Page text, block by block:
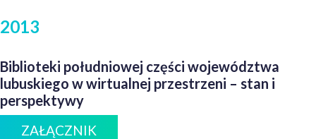
2013
Biblioteki południowej części województwa
lubuskiego w wirtualnej przestrzeni – stan i
perspektywy
ZAŁĄCZNIK